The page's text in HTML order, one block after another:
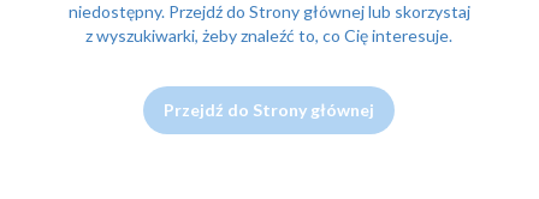
niedostępny. Przejdź do Strony głównej lub skorzystaj
z wyszukiwarki, żeby znaleźć to, co Cię interesuje.
Przejdź do Strony głównej